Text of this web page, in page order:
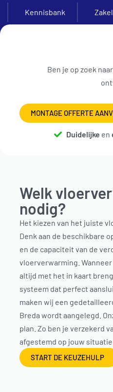
Kennisbank
Ben je op zoek naar
MONTAGE OFFERTE
Duidelijke en
Welk
nodig?
Het kiezen van het juiste
Denk aan de beschikbare
en de capaciteit van de
vloerverwarming.
altijd met het in kaart
systeem dat perfect
maken wij een
Breda wordt aangelegd.
plan. Zo ben je verzekerd
afgestemd op jouw situatie.
START DE KEUZEHULP